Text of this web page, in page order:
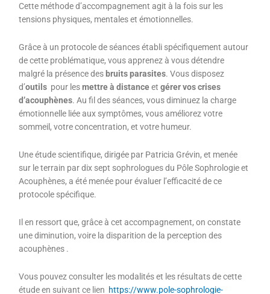
Cette méthode d’accompagnement agit à la fois sur les
tensions physiques, mentales et émotionnelles.
Grâce à un protocole de séances établi spécifiquement autour
de cette problématique, vous apprenez à vous détendre
malgré la présence des bruits parasites. Vous disposez
d’outils pour lesmettre à distanceetgérer vos crises
d’acouphènes. Au fil des séances, vous diminuez la charge
émotionnelle liée aux symptômes, vous améliorez votre
sommeil, votre concentration, et votre humeur.
Une étude scientifique, dirigée par Patricia Grévin, et menée
sur le terrain par dix sept sophrologues du Pôle Sophrologie et
Acouphènes, a été menée pour évaluer l’efficacité de ce
protocole spécifique.
Il en ressort que, grâce à cet accompagnement, on constate
une diminution, voire la disparition de la perception des
acouphènes .
Vous pouvez consulter les modalités et les résultats de cette
étude en suivant ce lien https://www.pole-sophrologie-